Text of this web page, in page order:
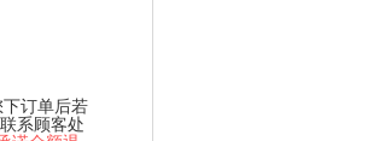
订单后若
系顾客处